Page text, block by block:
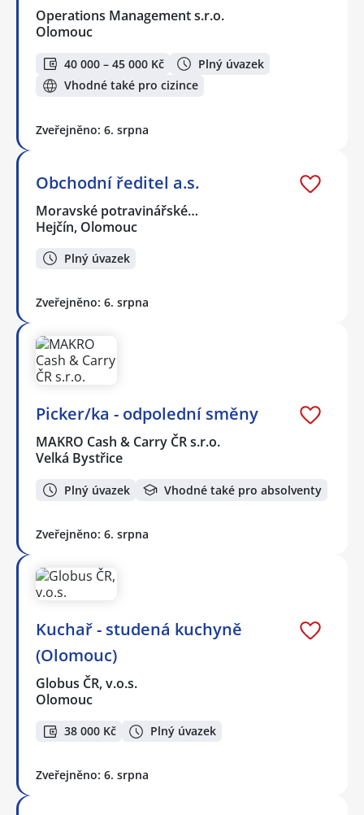
Operations Management s.r.o.
Olomouc
40 000 – 45 000 Kč
Plný úvazek
Vhodné také pro cizince
Zveřejněno: 6. srpna
Obchodní ředitel a.s.
Moravské potravinářské…
Hejčín, Olomouc
Plný úvazek
Zveřejněno: 6. srpna
Picker/ka - odpolední směny
MAKRO Cash & Carry ČR s.r.o.
Velká Bystřice
Plný úvazek Vhodné také pro absolventy
Zveřejněno: 6. srpna
Kuchař - studená kuchyně
(Olomouc)
Globus ČR, v.o.s.
Olomouc
38 000 Kč Plný úvazek
Zveřejněno: 6. srpna